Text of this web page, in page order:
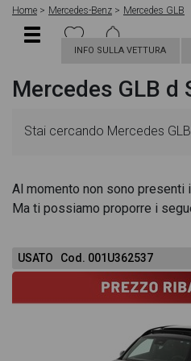
Home Mercedes-Benz Mercedes GLB
INFO SULLA VETTURA
Mercedes GLB d
Stai cercando Mercedes
per acquistare un veicolo
schede veicolo sono
aggiornate in modo da
adatta alle tue necessità,
Al momento non sono presenti
Ma ti possiamo proporre i
USATO Cod. 001U362537